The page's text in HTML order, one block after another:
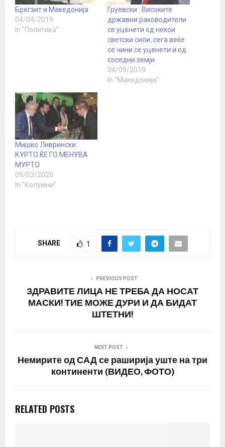
Брегзит и Македонија
04/04/2019
In "Политика"
Груевски : Високите
државни раководители
се уценети од некои
светски сили, сега веќе
се чини се уценети и од
соседни земји
04/09/2019
In "Македонија"
Мишко Ливрински :
КУРТО ЌЕ ГО МЕНУВА
МУРТО
09/03/2020
In "Колумни"
SHARE 1
PREVIOUS POST
ЗДРАВИТЕ ЛИЦА НЕ ТРЕБА ДА НОСАТ
МАСКИ! ТИЕ МОЖЕ ДУРИ И ДА БИДАТ
ШТЕТНИ!
NEXT POST
Немирите од САД се раширија уште на три
континенти (ВИДЕО, ФОТО)
RELATED POSTS